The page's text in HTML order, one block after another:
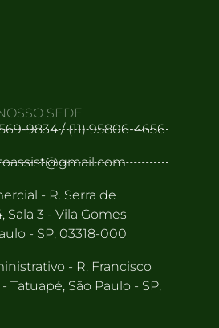
SEDE
9834 / (11) 95806-4656
- R. Serra de
Sala 3 - Vila Gomes
- SP, 03318-000
- R. Francisco
Tatuapé, São Paulo - SP,